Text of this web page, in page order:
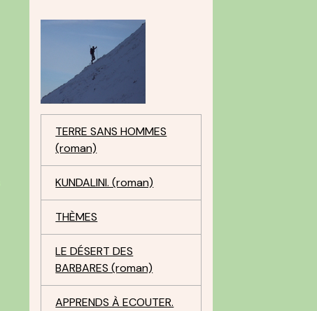
TERRE SANS HOMMES
(roman)
KUNDALINI. (roman)
THÈMES
LE DÉSERT DES
BARBARES (roman)
APPRENDS À ECOUTER.